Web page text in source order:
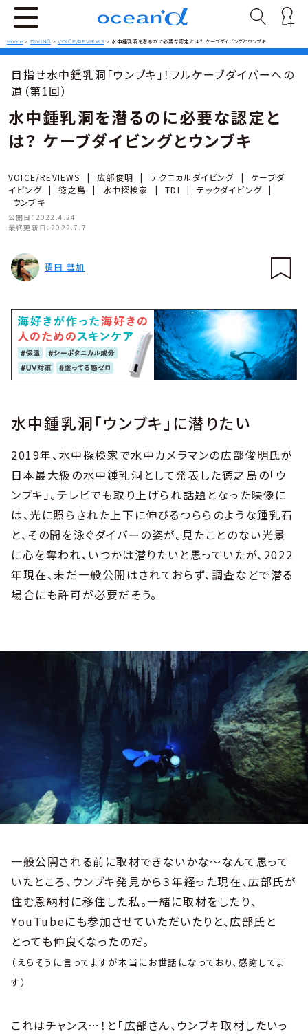
Home > DIVING >VOICE/REVIEWS >水中鍾乳洞を潜るのに必要な認定とは？ ケーブダイビングとウンブキ
目指せ水中鍾乳洞「ウンブキ」！フルケーブダイバーへの
道（第1回）
水中鍾乳洞を潜るのに必要な認定と
は？ ケーブダイビングとウンブキ
VOICE/REVIEWS | 広部俊明 | テクニカルダイビング |
ケーブダ
イビング | 徳之島 | 水中探検家 | TDI | テックダイビング |
ウンブキ
公開日： 2022.4.24
最終更新日： 2022.7.7
積田 彗加
水中鍾乳洞「ウンブキ」に潜りたい
2019年、水中探検家で水中カメラマンの広部俊明氏が
日本最大級の水中鍾乳洞として発表した徳之島の「ウ
ンブキ」。テレビでも取り上げられ話題となった映像に
は、光に照らされた上下に伸びるつららのような鍾乳石
と、その間を泳ぐダイバーの姿が。見たことのない光景
に心を奪われ、いつかは潜りたいと思っていたが、2022
年現在、未だ一般公開はされておらず、調査などで潜る
場合にも許可が必要だそう。
一般公開される前に取材できないかな〜なんて思って
いたところ、ウンブキ発見から３年経った現在、広部氏が
住む恩納村に移住した私。一緒に取材をしたり、
YouTubeにも参加させていただいたりと、広部氏と
とっても仲良くなったのだ。
（えらそうに言ってますが本当にお世話になっており、感謝してま
す）
これはチャンス…！と「広部さん、ウンブキ取材したいっ